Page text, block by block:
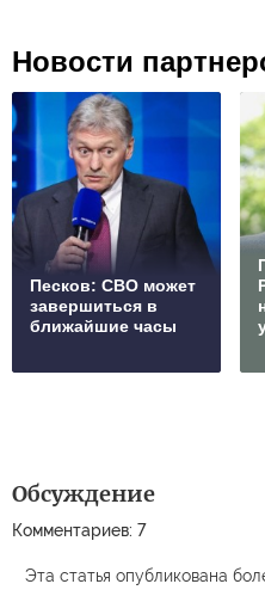
Новости
Песков: СВО может
завершиться в
ближайшие часы
Обсуждение
Комментариев: 7
Эта статья опубликована